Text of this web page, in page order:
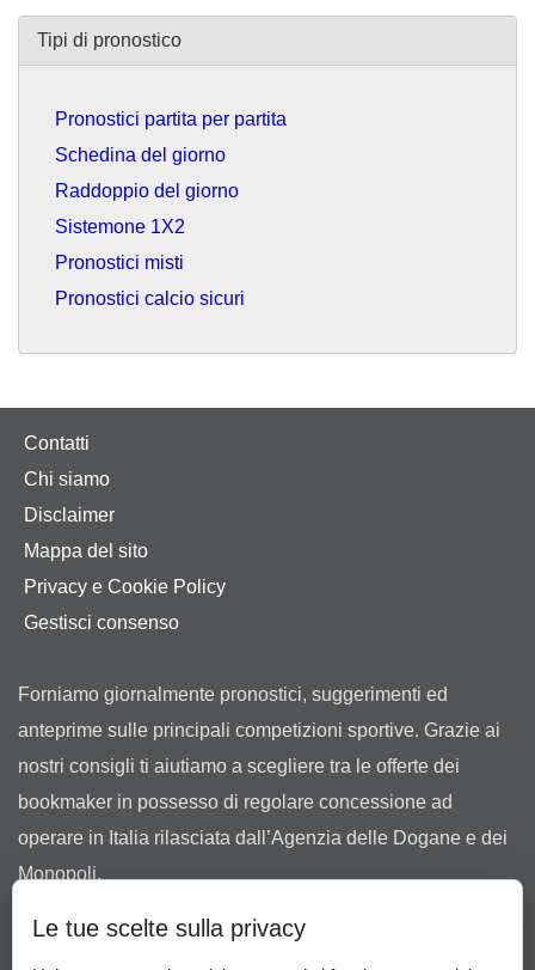
Tipi di pronostico
Pronostici partita per partita
Schedina del giorno
Raddoppio del giorno
Sistemone 1X2
Pronostici misti
Pronostici calcio sicuri
Contatti
Chi siamo
Disclaimer
Mappa del sito
Privacy e Cookie Policy
Gestisci consenso
Forniamo giornalmente pronostici, suggerimenti ed
anteprime sulle principali competizioni sportive. Grazie ai
nostri consigli ti aiutiamo a scegliere tra le offerte dei
bookmaker in possesso di regolare concessione ad
operare in Italia rilasciata dall’Agenzia delle Dogane e dei
Monopoli.
vietato ai minori di 18 anni.
Gioco Responsabile
Le tue scelte sulla privacy